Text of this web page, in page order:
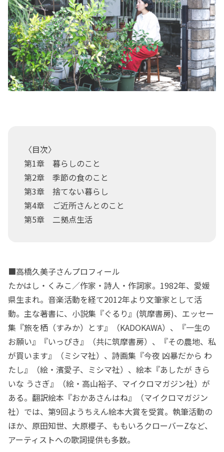
〈目次〉
第1章 暮らしのこと
第2章 季節の食のこと
第3章 捨てない暮らし
第4章 ご近所さんとのこと
第5章 二拠点生活
■高橋久美子さんプロフィール
たかはし・くみこ／作家・詩人・作詞家。1982年、愛媛
県生まれ。音楽活動を経て2012年より文筆家として活
動。主な著書に、小説集『ぐるり』(筑摩書房)、エッセー
集『旅を栖（すみか）とす』（KADOKAWA）、『一生の
お願い』『いっぴき』（共に筑摩書房）、『その農地、私
が買います』（ミシマ社）、詩画集『今夜 凶暴だから わ
たし』（絵・濱愛子、ミシマ社）、絵本『あしたが きら
いな うさぎ』（絵・高山裕子、マイクロマガジン社）が
ある。翻訳絵本『おかあさんはね』（マイクロマガジン
社）では、第9回ようちえん絵本大賞を受賞。執筆活動の
ほか、原田知世、大原櫻子、ももいろクローバーZなど、
アーティストへの歌詞提供も多数。